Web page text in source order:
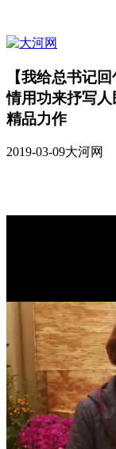
【我给总书记
情用功来抒写
精品力作
2019-03-09大河网